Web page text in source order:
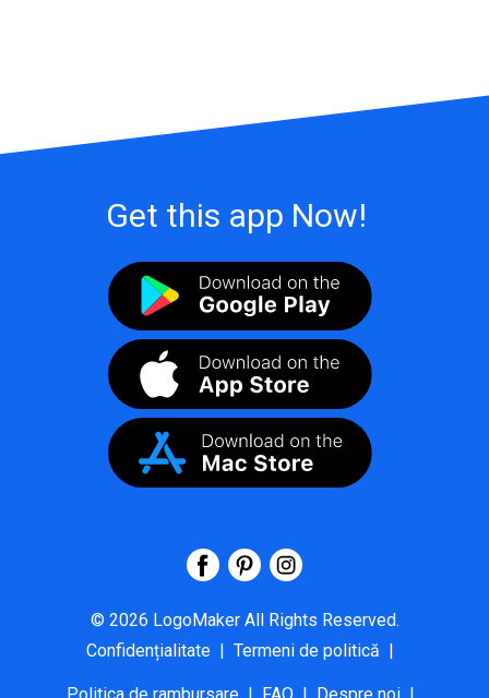
Get this app Now!
© 2026 LogoMaker All Rights Reserved.
Confidențialitate | Termeni de politică |